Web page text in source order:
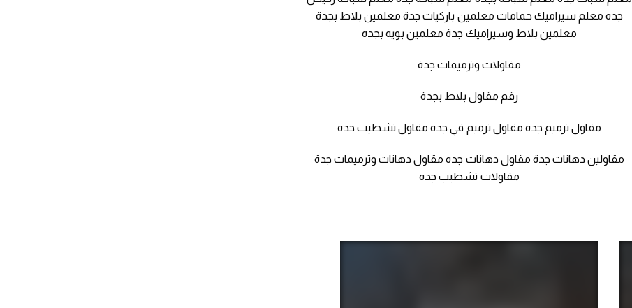
جده معلم سيراميك حمامات معلمين باركيات جدة معلمين بلاط بجدة
معلمين بلاط وسيراميك جدة معلمين بويه بجده
مفاولات وترميمات جدة
رقم مقاول بلاط بجدة
مقاول ترميم جده مقاول ترميم في جده مقاول تشطيب جده
مقاولين دهانات جدة مقاول دهانات جده مقاول دهانات وترميمات جدة
مقاولات تشطيب جده